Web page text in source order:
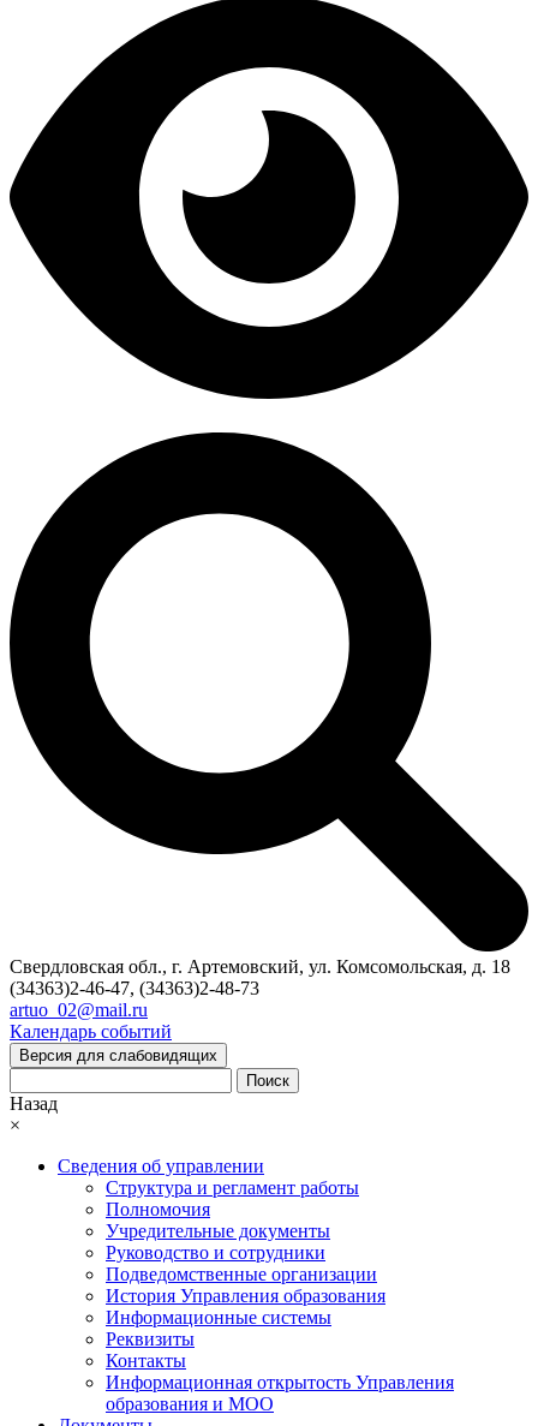
Свердловская обл., г. Артемовский, ул. Комсомольская, д. 18
(34363)2-46-47, (34363)2-48-73
artuo_02@mail.ru
Календарь событий
Версия для слабовидящих
Поиск
Назад
×
Сведения об управлении
Структура и регламент работы
Полномочия
Учредительные документы
Руководство и сотрудники
Подведомственные организации
История Управления образования
Информационные системы
Реквизиты
Контакты
Информационная открытость Управления
образования и МОО